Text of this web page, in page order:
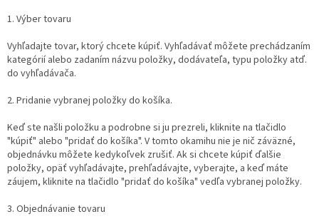
1. Výber tovaru
Vyhľadajte tovar, ktorý chcete kúpiť. Vyhľadávať môžete prechádzaním
kategórií alebo zadaním názvu položky, dodávateľa, typu položky atď.
do vyhľadávača.
2. Pridanie vybranej položky do košíka.
Keď ste našli položku a podrobne si ju prezreli, kliknite na tlačidlo
"kúpiť" alebo "pridať do košíka". V tomto okamihu nie je nič záväzné,
objednávku môžete kedykoľvek zrušiť. Ak si chcete kúpiť ďalšie
položky, opäť vyhľadávajte, prehľadávajte, vyberajte, a keď máte
záujem, kliknite na tlačidlo "pridať do košíka" vedľa vybranej položky.
3. Objednávanie tovaru